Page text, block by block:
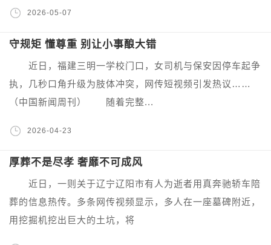
2026-05-07
守规矩 懂尊重 别让小事酿大错
近日，福建三明一学校门口，女司机与保安因停车起争
执，几秒口角升级为肢体冲突，网传短视频引发热议……
（中国新闻周刊） 随着完整...
2026-04-23
厚葬不是尽孝 奢靡不可成风
近日，一则关于辽宁辽阳市有人为逝者用真奔驰轿车陪
葬的信息热传。多条网传视频显示，多人在一座墓碑附近，
用挖掘机挖出巨大的土坑，将